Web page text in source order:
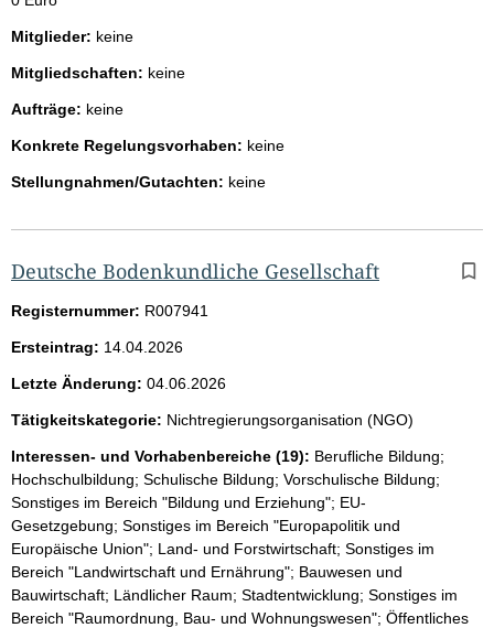
Mitglieder: keine
Mitgliedschaften: keine
Aufträge: keine
Konkrete Regelungsvorhaben: keine
Stellungnahmen/Gutachten: keine
Deutsche Bodenkundliche Gesellschaft
Registernummer: R007941
Ersteintrag: 14.04.2026
Letzte Änderung: 04.06.2026
Tätigkeitskategorie: Nichtregierungsorganisation (NGO)
Interessen- und Vorhabenbereiche (19): Berufliche Bildung;
Hochschulbildung; Schulische Bildung; Vorschulische Bildung;
Sonstiges im Bereich "Bildung und Erziehung"; EU-
Gesetzgebung; Sonstiges im Bereich "Europapolitik und
Europäische Union"; Land- und Forstwirtschaft; Sonstiges im
Bereich "Landwirtschaft und Ernährung"; Bauwesen und
Bauwirtschaft; Ländlicher Raum; Stadtentwicklung; Sonstiges im
Bereich "Raumordnung, Bau- und Wohnungswesen"; Öffentliches